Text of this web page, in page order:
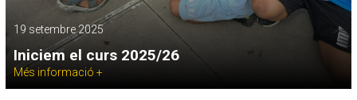
19 setembre 2025
Iniciem el curs 2025/26
Més informació +